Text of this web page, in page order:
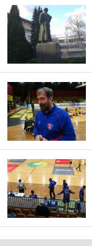
4
1
3